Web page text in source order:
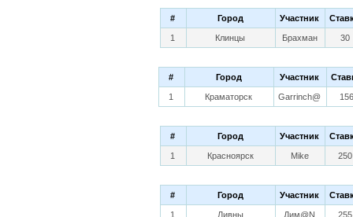
# Город Участник
1 Клинцы Брахман 30
# Город Участник
1 Краматорск Garrinch@ 156
# Город Участник
1 Красноярск Mike 250
# Город Участник
1 Ливны Дим@N 255